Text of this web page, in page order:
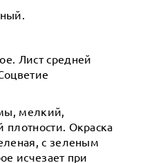
Лист средней
мелкий,
плотности. Окраска
с зеленым
исчезает при